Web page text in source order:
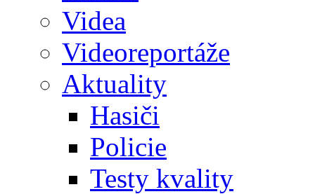
Videa
Videoreportáže
Aktuality
Hasiči
Policie
Testy kvality